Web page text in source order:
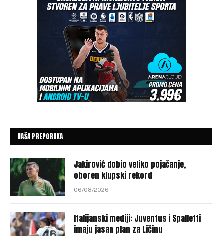
NAŠA PREPORUKA
Jakirović dobio veliko pojačanje,
oboren klupski rekord
06/08/2026
Italijanski mediji: Juventus i Spalletti
imaju jasan plan za Ličinu